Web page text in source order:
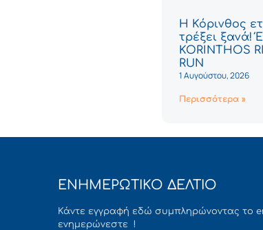
Η Κόρινθος
τρέξει ξανά!
KORINTHOS
RUN
1 Αυγούστου, 2026
Περισσότερα »
ΕΝΗΜΕΡΩΤΙΚΟ ΔΕΛΤΙΟ
Κάντε εγγραφή εδώ συμπληρώνοντας το
ενημερώνεστε !